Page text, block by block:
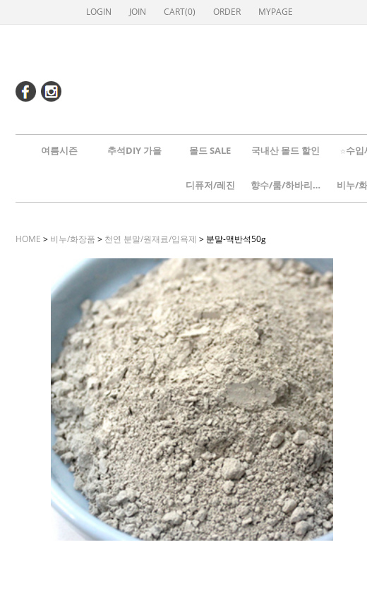
LOGIN JOIN CART(0) ORDER MYPAGE
여름시즌 추석DIY 가을 몰드 SALE 국내산 몰드 할인 ☆수입
디퓨저/레진 향수/룸/하바리움 비누/
HOME > 비누/화장품 > 천연 분말/원재료/입욕제 > 분말-맥반석50g